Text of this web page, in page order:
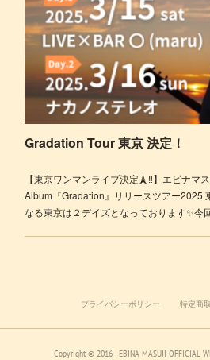
Gradation Tour 東京 決定！
【東京ワンマンライブ決定🗼‼️】エビナマ
Album『Gradation』リリースツアー2025
なる東京は２デイズとなっております✨
プライバシーポリシー 特定商
Copyright © 2016 - EBINA MASUJI OFFICIAL